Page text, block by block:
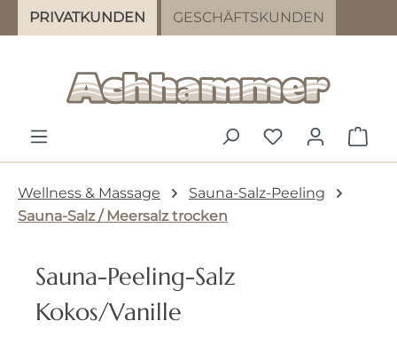
Zum Hauptinhalt springen
PRIVATKUNDEN GESCHÄFTSKUNDEN
DU HAST 0
Wellness & Massage
Sauna-Salz-Peeling
Sauna-Salz / Meersalz trocken
Sauna-Peeling-Salz
Kokos/Vanille